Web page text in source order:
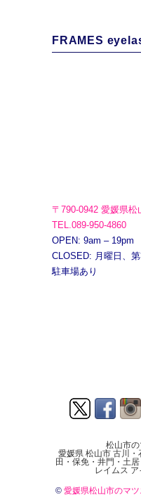
FRAMES
〒790-0942 愛媛県松
TEL.089-950-4860
OPEN: 9am – 19pm
CLOSED: 月曜日、第
駐車場あり
松山市
愛媛県 松山市 古川
田・保免・井門・土
レイムス ア
© 愛媛県松山市のマ